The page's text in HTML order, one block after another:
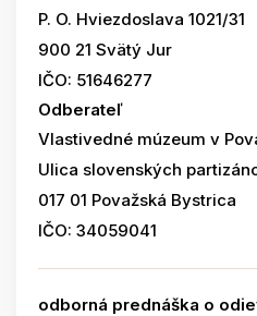
P. O. Hviezdoslava 1021/31
900 21 Svätý Jur
IČO: 51646277
Odberateľ
Vlastivedné múzeum v
Ulica slovenských
017 01 Považská Bystrica
IČO: 34059041
odborná prednáška o